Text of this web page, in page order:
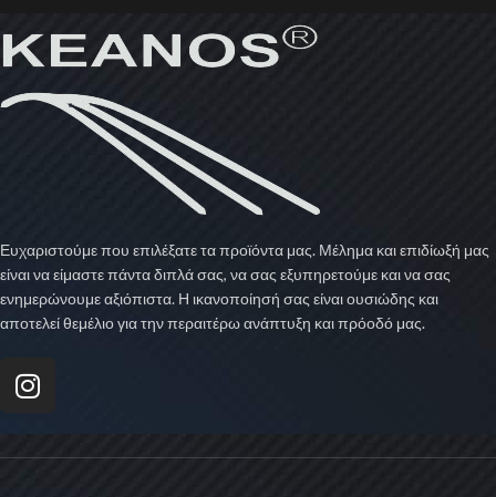
Ευχαριστούμε που επιλέξατε τα προϊόντα μας. Μέλημα και επιδίωξή μας
είναι να είμαστε πάντα διπλά σας, να σας εξυπηρετούμε και να σας
ενημερώνουμε αξιόπιστα. Η ικανοποίησή σας είναι ουσιώδης και
αποτελεί θεμέλιο για την περαιτέρω ανάπτυξη και πρόοδό μας.